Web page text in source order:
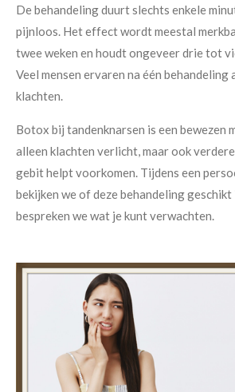
De behandeling duurt slechts enkele
pijnloos. Het effect wordt meestal
twee weken en houdt ongeveer drie tot
Veel mensen ervaren na één behandeling
klachten.
Botox bij tandenknarsen is een bewezen
alleen klachten verlicht, maar ook
gebit helpt voorkomen. Tijdens een
bekijken we of deze behandeling
bespreken we wat je kunt verwachten.